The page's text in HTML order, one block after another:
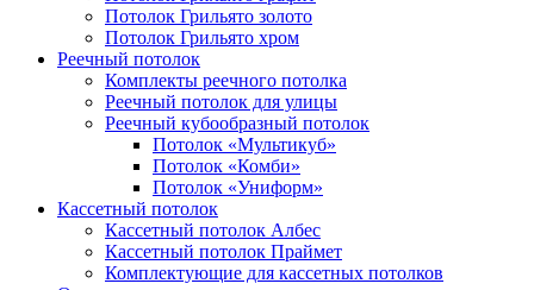
Потолок Грильято золото
Потолок Грильято хром
Реечный потолок
Комплекты реечного потолка
Реечный потолок для улицы
Реечный кубообразный потолок
Потолок «Мультикуб»
Потолок «Комби»
Потолок «Униформ»
Кассетный потолок
Кассетный потолок Албес
Кассетный потолок Праймет
Комплектующие для кассетных потолков